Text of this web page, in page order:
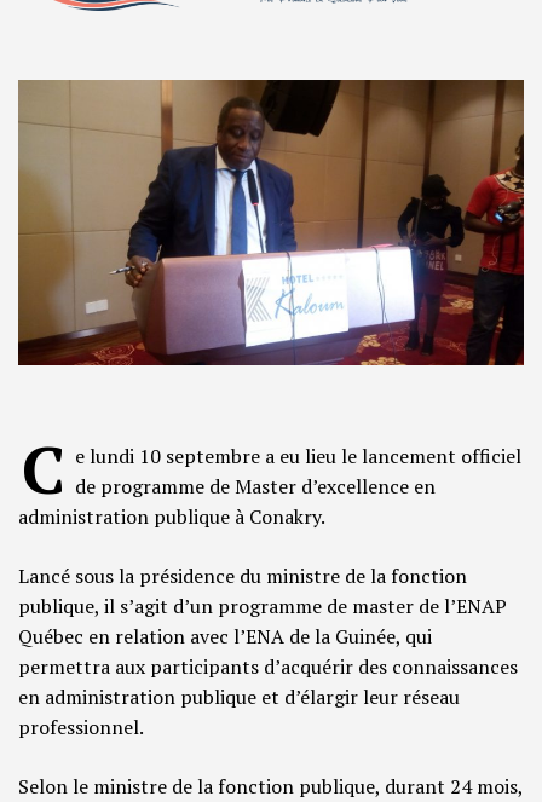
C e lundi 10 septembre a eu lieu le lancement officiel
de programme de Master d’excellence en
administration publique à Conakry.
Lancé sous la présidence du ministre de la fonction
publique, il s’agit d’un programme de master de l’ENAP
Québec en relation avec l’ENA de la Guinée, qui
permettra aux participants d’acquérir des connaissances
en administration publique et d’élargir leur réseau
professionnel.
Selon le ministre de la fonction publique, durant 24 mois,